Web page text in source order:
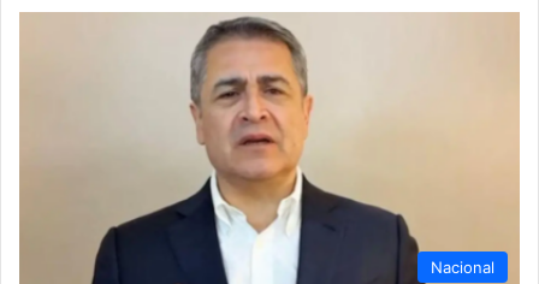
Nacional